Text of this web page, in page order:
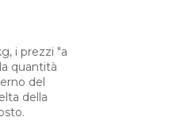
i prezzi "a
quantità
del
della